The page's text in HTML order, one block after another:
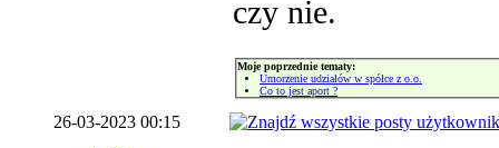
czy nie.
Moje poprzednie tematy:
Umorzenie udziałów w spółce z o.o.
Co to jest aport ?
26-03-2023 00:15